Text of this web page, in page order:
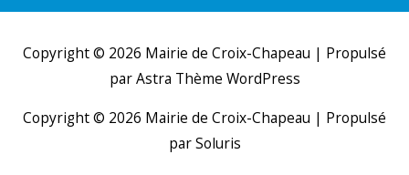
Copyright © 2026 Mairie de Croix-Chapeau | Propulsé
parAstra Thème WordPress
Copyright © 2026 Mairie de Croix-Chapeau | Propulsé
par Soluris